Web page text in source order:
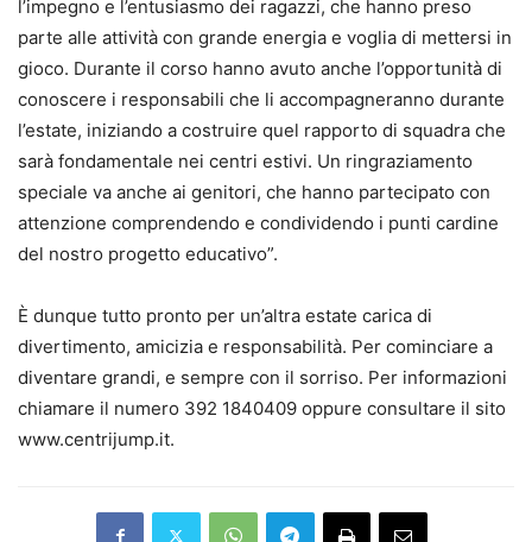
l’impegno e l’entusiasmo dei ragazzi, che hanno preso
parte alle attività con grande energia e voglia di mettersi in
gioco. Durante il corso hanno avuto anche l’opportunità di
conoscere i responsabili che li accompagneranno durante
l’estate, iniziando a costruire quel rapporto di squadra che
sarà fondamentale nei centri estivi. Un ringraziamento
speciale va anche ai genitori, che hanno partecipato con
attenzione comprendendo e condividendo i punti cardine
del nostro progetto educativo”.
È dunque tutto pronto per un’altra estate carica di
divertimento, amicizia e responsabilità. Per cominciare a
diventare grandi, e sempre con il sorriso. Per informazioni
chiamare il numero 392 1840409 oppure consultare il sito
www.centrijump.it.